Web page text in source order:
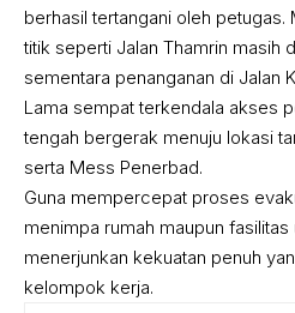
berhasil tertangani oleh
titik seperti Jalan Thamrin masih
sementara penanganan di Jalan
Lama sempat terkendala akses
tengah bergerak menuju lokasi
serta Mess Penerbad.
Guna mempercepat proses
menimpa rumah maupun
menerjunkan kekuatan penuh
kelompok kerja.